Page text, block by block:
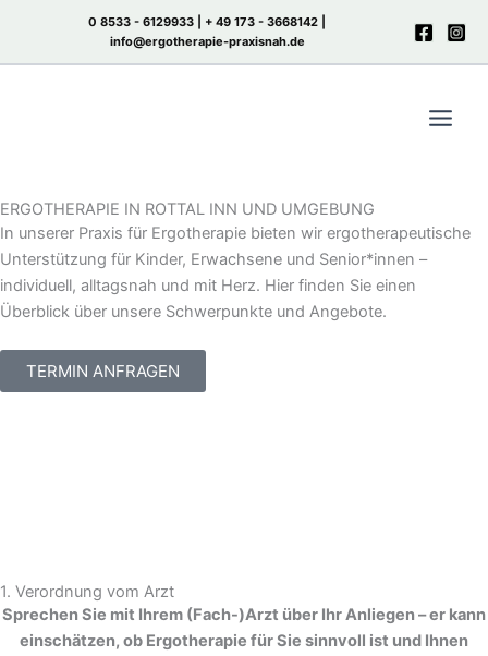
springen
0 8533 - 6129933 | + 49 173 - 3668142
info@ergotherapie-praxisnah.de
ERGOTHERAPIE IN ROTTAL INN UND UMGEBUNG
In unserer Praxis für Ergotherapie bieten wir ergotherapeutische
Unterstützung für Kinder, Erwachsene und Senior*innen –
individuell, alltagsnah und mit Herz. Hier finden Sie einen
Überblick über unsere Schwerpunkte und Angebote.
TERMIN ANFRAGEN
1. Verordnung vom Arzt
Sprechen Sie mit Ihrem (Fach-)Arzt über Ihr Anliegen – er kann
einschätzen, ob Ergotherapie für Sie sinnvoll ist und Ihnen